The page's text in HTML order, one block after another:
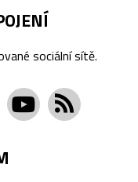
sociální sítě.